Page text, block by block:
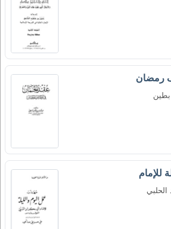
رمضان
للإمام